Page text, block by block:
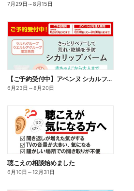
7月29日 ～8月15日
【ご予約受付中】アベンヌ シカルファットプラス リペアリップバーム
6月23日 ～8月20日
聴こえの相談始めました
6月10日 ～12月31日